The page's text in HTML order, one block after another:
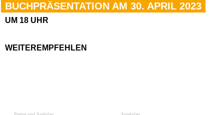
BUCHPRÄSENTATION AM 30. APRIL 2023
UM 18 UHR
WEITEREMPFEHLEN